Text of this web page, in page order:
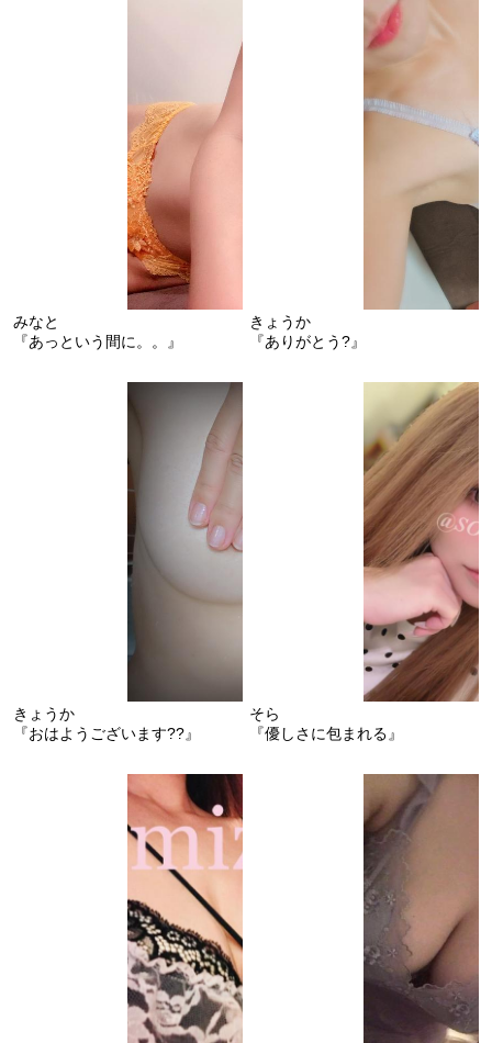
みなと
『あっという間に。。』
きょうか
『ありがとう?』
きょうか
『おはようございます??』
そら
『優しさに包まれる』